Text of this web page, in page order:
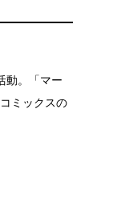
動。「マー
ミックスの